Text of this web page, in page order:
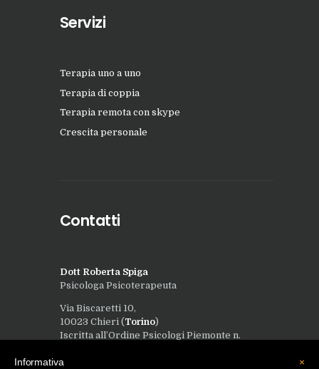
Servizi
Terapia uno a uno
Terapia di coppia
Terapia remota con skype
Crescita personale
Contatti
Dott Roberta Spiga
Psicologa Psicoterapeuta
Via Biscaretti 10,
10023 Chieri (Torino)
Iscritta all’Ordine Psicologi Piemonte n.
Piva 12056770014
×
Informativa